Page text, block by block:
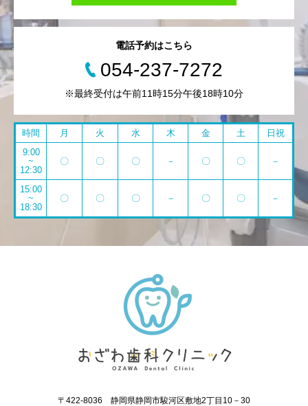
電話予約はこちら
054-237-7272
※最終受付は午前11時15分午後18時10分
時間 月 火 水 木 金 土
日祝
9:00
~
12:30
〇 〇 〇 － 〇 〇 －
15:00
~
18:30
〇 〇 〇 － 〇 〇 －
〒422-8036 静岡県静岡市駿河区敷地2丁目10－30